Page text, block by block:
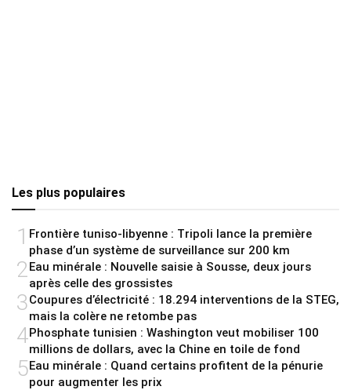
Les plus populaires
1 Frontière tuniso-libyenne : Tripoli lance la première
phase d’un système de surveillance sur 200 km
2Eau minérale : Nouvelle saisie à Sousse, deux jours
après celle des grossistes
3Coupures d’électricité : 18.294 interventions de la STEG,
mais la colère ne retombe pas
4Phosphate tunisien : Washington veut mobiliser 100
millions de dollars, avec la Chine en toile de fond
5Eau minérale : Quand certains profitent de la pénurie
pour augmenter les prix